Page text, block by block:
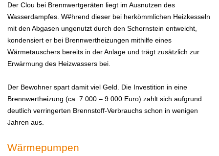
Der Clou bei Brennwertgeräten liegt im Ausnutzen des
Wasserdampfes. W#hrend dieser bei herkömmlichen Heizkesseln
mit den Abgasen ungenutzt durch den Schornstein entweicht,
kondensiert er bei Brennwertheizungen mithilfe eines
Wärmetauschers bereits in der Anlage und trägt zusätzlich zur
Erwärmung des Heizwassers bei.
Der Bewohner spart damit viel Geld. Die Investition in eine
Brennwertheizung (ca. 7.000 – 9.000 Euro) zahlt sich aufgrund
deutlich verringerten Brennstoff-Verbrauchs schon in wenigen
Jahren aus.
Wärmepumpen